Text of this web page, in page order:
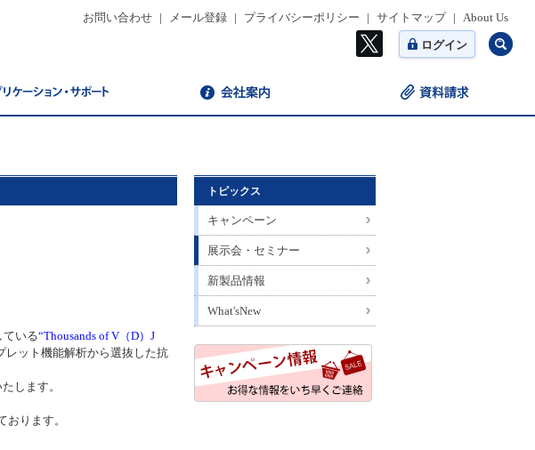
お問い合わせ | メール登録 | プライバシーポリシー | サイトマップ | About Us
ログイン
ている“Thousands of V（D）J
レット機能解析から選抜した抗
します。
ります。
トピックス
キャンペーン
展示会・セミナー
新製品情報
What'sNew